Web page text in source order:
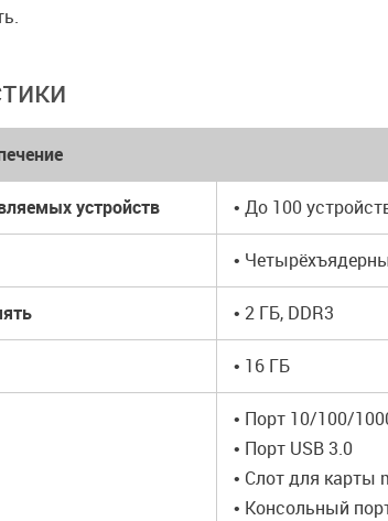
устройств • До 100
•
• 2 ГБ, DDR3
• 16 ГБ
• Порт 10/100/
• Порт USB 3.0
• Слот для карты
• Консольный